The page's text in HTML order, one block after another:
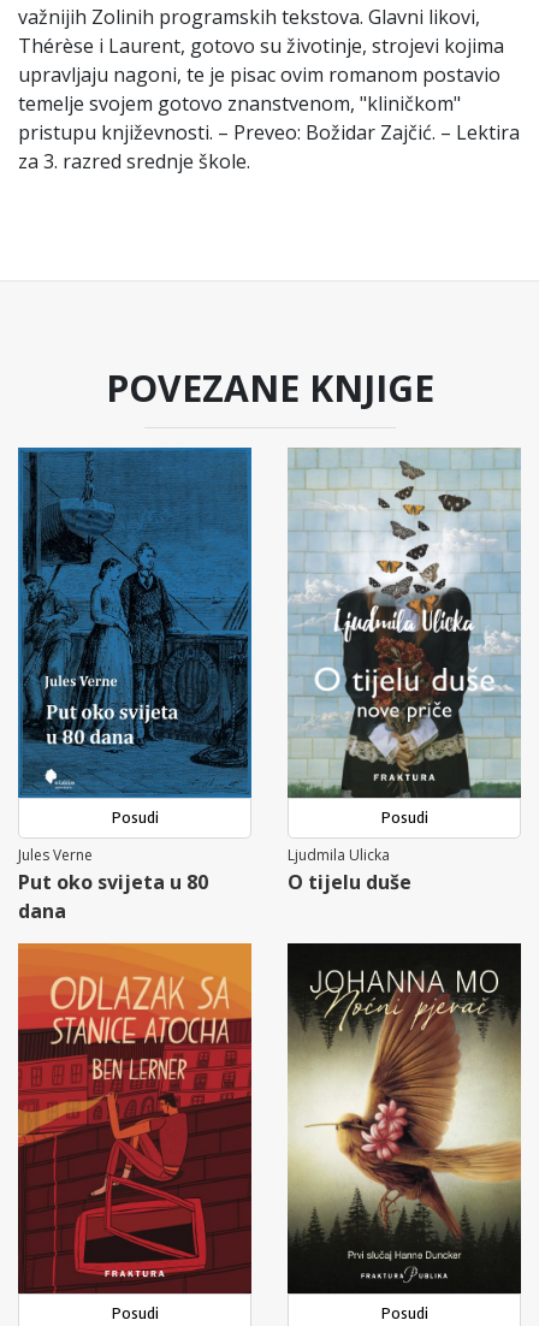
važnijih Zolinih programskih tekstova. Glavni likovi,
Thérèse i Laurent, gotovo su životinje, strojevi kojima
upravljaju nagoni, te je pisac ovim romanom postavio
temelje svojem gotovo znanstvenom, "kliničkom"
pristupu književnosti. – Preveo: Božidar Zajčić. – Lektira
za 3. razred srednje škole.
POVEZANE KNJIGE
Posudi
Jules Verne
Put oko svijeta u 80
dana
Posudi
Ljudmila Ulicka
O tijelu duše
Posudi
Posudi